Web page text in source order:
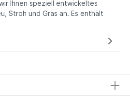
Ihnen speziell entwickeltes
Stroh und Gras an. Es enthält